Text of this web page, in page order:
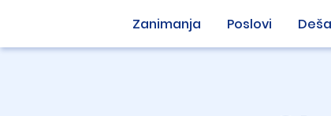
Zanimanja Poslovi